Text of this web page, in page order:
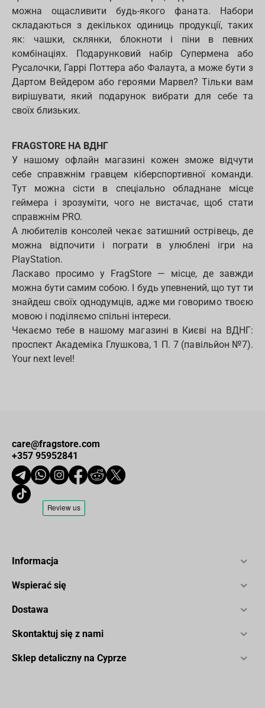
можна ощасливити будь-якого фаната. Набори
складаються з декількох одиниць продукції, таких
як: чашки, склянки, блокноти і піни в певних
комбінаціях. Подарунковий набір Супермена або
Русалочки, Гаррі Поттера або Фалаута, а може бути з
Дартом Вейдером або героями Марвел? Тільки вам
вирішувати, який подарунок вибрати для себе та
своїх близьких.
FRAGSTORE НА ВДНГ
У нашому офлайн магазині кожен зможе відчути
себе справжнім гравцем кіберспортивної команди.
Тут можна сісти в спеціально обладнане місце
геймера і зрозуміти, чого не вистачає, щоб стати
справжнім PRO.
А любителів консолей чекає затишний острівець, де
можна відпочити і пограти в улюблені ігри на
PlayStation.
Ласкаво просимо у FragStore — місце, де завжди
можна бути самим собою. І будь упевнений, що тут ти
знайдеш своїх однодумців, адже ми говоримо твоєю
мовою і поділяємо спільні інтереси.
Чекаємо тебе в нашому магазині в Києві на ВДНГ:
проспект Академіка Глушкова, 1 П. 7 (павільйон №7).
Your next level!
care@fragstore.com
+357 95952841
Informacja
Wspierać się
Dostawa
Skontaktuj się z nami
Sklep detaliczny na Cyprze